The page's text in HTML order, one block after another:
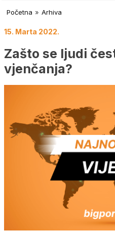
Početna » Arhiva
15. Marta 2022.
Zašto se ljudi
vjenčanja?